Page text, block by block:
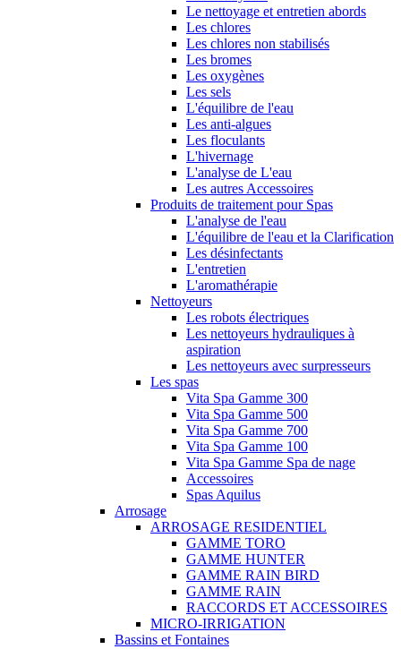
Le nettoyage et entretien abords
Les chlores
Les chlores non stabilisés
Les bromes
Les oxygènes
Les sels
L'équilibre de l'eau
Les anti-algues
Les floculants
L'hivernage
L'analyse de L'eau
Les autres Accessoires
Produits de traitement pour Spas
L'analyse de l'eau
L'équilibre de l'eau et la Clarification
Les désinfectants
L'entretien
L'aromathérapie
Nettoyeurs
Les robots électriques
Les nettoyeurs hydrauliques à
aspiration
Les nettoyeurs avec surpresseurs
Les spas
Vita Spa Gamme 300
Vita Spa Gamme 500
Vita Spa Gamme 700
Vita Spa Gamme 100
Vita Spa Gamme Spa de nage
Accessoires
Spas Aquilus
Arrosage
ARROSAGE RESIDENTIEL
GAMME TORO
GAMME HUNTER
GAMME RAIN BIRD
GAMME RAIN
RACCORDS ET ACCESSOIRES
MICRO-IRRIGATION
Bassins et Fontaines